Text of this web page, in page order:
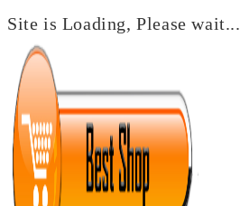
Site is Loading, Please wait...
Skip
content